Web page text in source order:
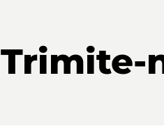
Trimite-